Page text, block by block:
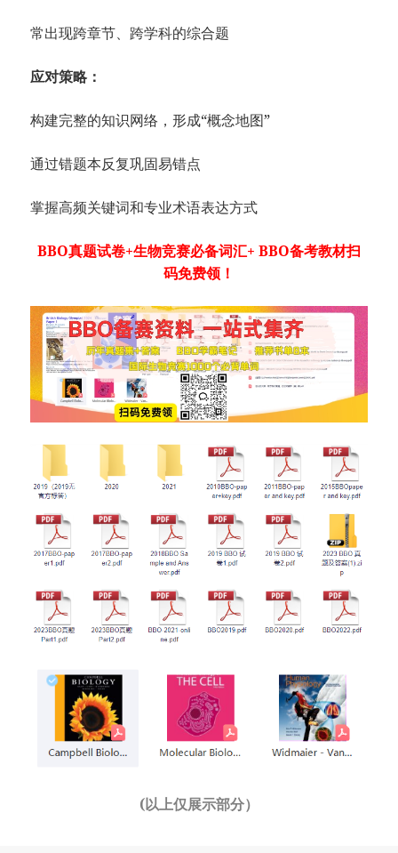
常出现跨章节、跨学科的综合题
应对策略：
构建完整的知识网络，形成“概念地图”
通过错题本反复巩固易错点
掌握高频关键词和专业术语表达方式
BBO真题试卷+生物竞赛必备词汇+ BBO备考教材扫
码免费领！
(以上仅展示部分）